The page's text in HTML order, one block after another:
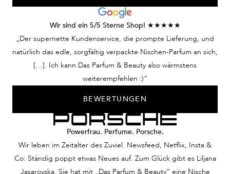
Wir sind ein 5/5 Sterne Shop! ★★★★★
„Der supernette Kundenservice, die prompte Lieferung, und
natürlich das edle, sorgfältig verpackte Nischen-Parfum an sich,
[…]. Ich kann Das Parfum & Beauty also wärmstens
weiterempfehlen :)“
BEWERTUNGEN
Powerfrau. Perfume. Porsche.
Wir leben im Zeitalter des Zuviel. Newsfeed, Netflix, Insta &
Co: Ständig poppt etwas Neues auf. Zum Glück gibt es Liljana
Jasarovska. Sie hat mit „Das Parfum & Beauty“ eine Nische